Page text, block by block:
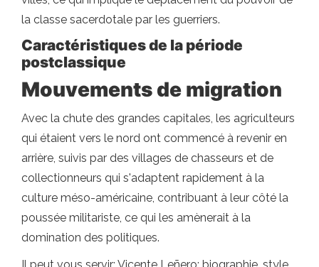
la classe sacerdotale par les guerriers.
Caractéristiques de la période
postclassique
Mouvements de migration
Avec la chute des grandes capitales, les agriculteurs
qui étaient vers le nord ont commencé à revenir en
arrière, suivis par des villages de chasseurs et de
collectionneurs qui s'adaptent rapidement à la
culture méso-américaine, contribuant à leur côté la
poussée militariste, ce qui les amènerait à la
domination des politiques.